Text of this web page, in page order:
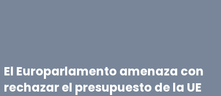
El Europarlamento amenaza con
rechazar el presupuesto de la UE